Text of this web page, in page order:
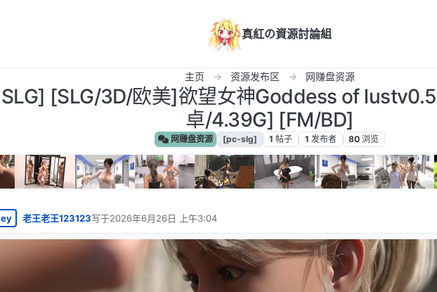
真紅の資源討論組
主页 资源发布区 网赚盘资源
[SLG/3D/欧美]欲望女神Goddess of
卓/4.39G] [FM/BD]
网赚盘资源 [pc-slg] 1 帖子 1 发布者 80 浏览
老王老王123123写于2026年6月26日 上午3:04
最后由 编辑